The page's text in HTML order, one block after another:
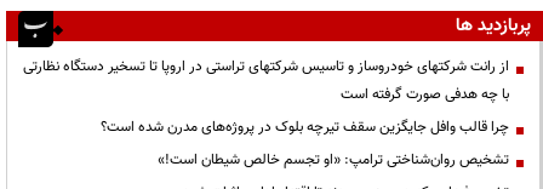
پربازدید ها
از رانت‌ شرکتهای خودروساز و تاسیس شرکتهای تراستی در اروپا تا تسخیر دستگاه نظارتی
با چه هدفی صورت گرفته است
چرا قالب وافل جایگزین سقف تیرچه بلوک در پروژه‌های مدرن شده است؟
تشخیص روان‌شناختی ترامپ: «او تجسم خالص شیطان است!»